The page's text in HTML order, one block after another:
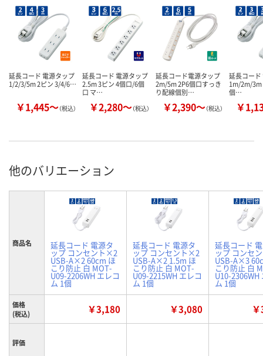
延長コード 電源タップ
1/2/3/5m 2ピン 3/4/6…
￥1,445～（税込）
延長コード 電源タップ
2.5m 3ピン 4個口/6個
口 マ…
￥2,280～（税込）
延長コード電源タップ
2m/5m 2P6個口すっき
り配線個別…
￥2,390～（税込）
延長コー
1m/2m/3m
個…
￥
他のバリエーション
商品名 延長コード 電源タ
ップ コンセント×2
USB-A×2 60cm ほ
こり防止 白 MOT-
U09-2206WH エレコ
ム 1個
延長コード 電源タ
ップ コンセント×2
USB-A×2 1.5m ほ
こり防止 白 MOT-
U09-2215WH エレコ
ム 1個
延長コード
ップ コンセ
USB-A×3
こり防止 白
U10-2306WH
ム 1個
価格
(税込)
￥3,180 ￥3,080
評価